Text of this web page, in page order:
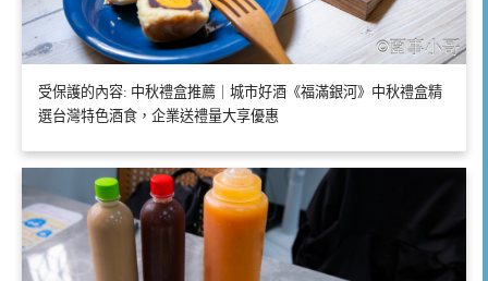
受保護的內容: 中秋禮盒推薦｜城市好酒《福滿銀河》中秋禮盒精
選台灣特色酒食，企業送禮量大享優惠